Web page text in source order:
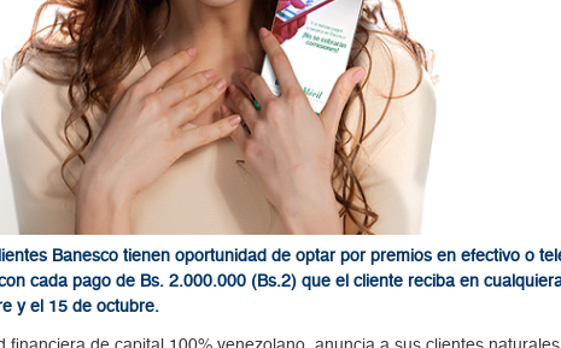
Banesco tienen oportunidad de optar por premios en efectivo o
cada pago de Bs. 2.000.000 (Bs.2) que el cliente reciba en
y el 15 de octubre.